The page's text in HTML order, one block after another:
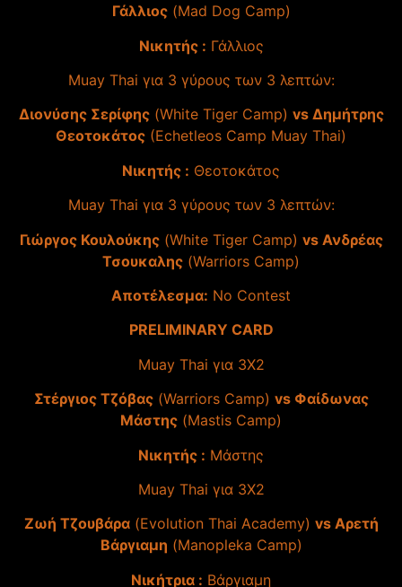
Γάλλιος(Mad Dog Camp)
Νικητής : Γάλλιος
Muay Thai για 3 γύρους των 3 λεπτών:
Διονύσης Σερίφης(White Tiger Camp) vs Δημήτρης
Θεοτοκάτος (Εchetleos Camp Muay Thai)
Νικητής : Θεοτοκάτος
Muay Thai για 3 γύρους των 3 λεπτών:
Γιώργος Κουλούκης(White Tiger Camp) vs Ανδρέας
Τσουκαλης (Warriors Camp)
Αποτέλεσμα: No Contest
PRELIMINARY CARD
Muay Thai για 3Χ2
Στέργιος Τζόβας(Warriors Camp) vs Φαίδωνας
Μάστης (Mastis Camp)
Νικητής : Μάστης
Muay Thai για 3Χ2
Ζωή Τζουβάρα(Evolution Thai Academy) vs Αρετή
Βάργιαμη (Manopleka Camp)
Νικήτρια : Βάργιαμη